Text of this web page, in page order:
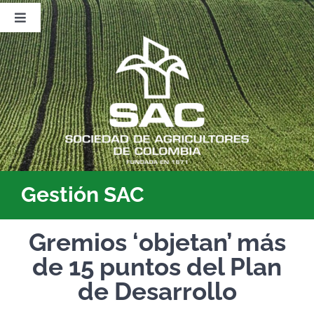
Saltar
contenido
Toggle
Navigation
Nosotros
Publicaciones
Sala de Prensa
Eventos
Gestión SAC
Gremios ‘objetan’ más
de 15 puntos del Plan
de Desarrollo